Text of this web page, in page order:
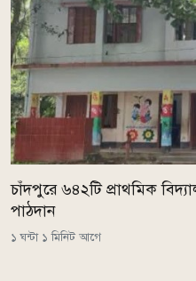
চাঁদপুরে ৬৪২টি প্রাথমিক
পাঠদান
১ ঘন্টা ১ মিনিট আগে